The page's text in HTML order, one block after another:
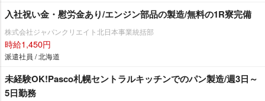
入社祝い金・慰労金あり/エンジン部品の製造/無料の1R寮完備
株式会社ジャパンクリエイト北日本事業統括部
時給1,450円
派遣社員 / 北海道
未経験OK!Pasco札幌セントラルキッチンでのパン製造/週3日～
5日勤務